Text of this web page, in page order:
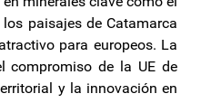
paisajes de Catamarca
para europeos. La
compromiso de la UE de
y la innovación en